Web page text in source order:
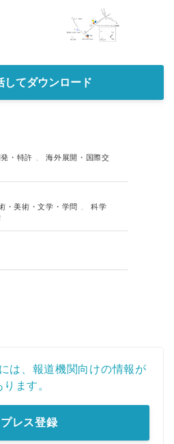
してダウンロード
・特許 、海外展開・国際交
・美術・文学・学問 、科学
は、報道機関向けの情報が
ります。
プレス登録